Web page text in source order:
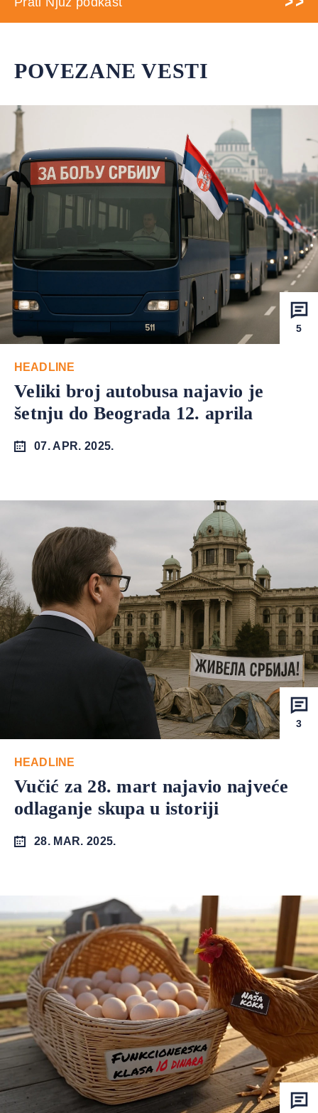
POVEZANE VESTI
5
HEADLINE
Veliki broj autobusa najavio je
šetnju do Beograda 12. aprila
07. APR. 2025.
3
HEADLINE
Vučić za 28. mart najavio najveće
odlaganje skupa u istoriji
28. MAR. 2025.